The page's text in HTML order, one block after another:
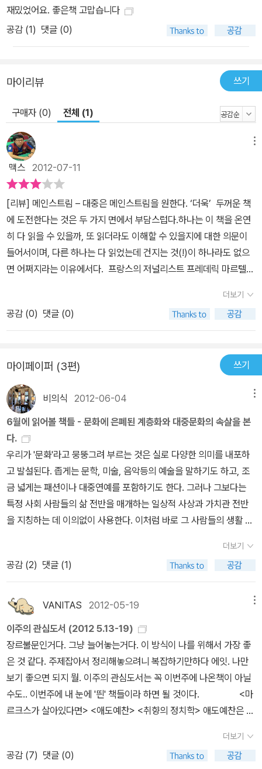
체들의 막강한 자본력도 빼놓을 수 없다. 이것들이야말로 미국의 창
작 산업과 예술, 엔터테인먼트가 전 세계적인 지배력을 확대해나가는
나라로 시선을 돌린다. 전 세계에 걸친 문화의 미국화는 이제 브라질,
중국, 인도, 한국, 아랍 등 떠오르는 나라들뿐 아니라 일본이나 유럽
같은 ‘늙은’ 나라의 경쟁과 저항에 부딪치고 있다. 이는 콘텐츠 산업의
완전히 새로운 지정학이 서서히 그 모습을 드러내고 있는 현상이다.
‘메인스트림’에 대항하고자 했던 각종 ‘하위문화’와 ‘반문화’조차 이제
는 그 안으로 포섭되고 있고, 문화의 다양성을 보장해주리라 믿었던
디지털 시대의 개막과 콘텐츠의 탈물화는 예상과 달리 메인스트림을
오히려 강화했다. 여기에서 미국으로부터의 독립이라는 복잡한 문제,
미국식 모델에 대한 매혹과 반감, 지역적 정체성의 고수와 세계적 성
공 추구 사이의 갈등 등을 발견할 수 있다. 지배적 국가와 피지배적 국
가 사이의 심화되는 불평등도 드러난다. 저자는 할리우드만이 아니라
발리우드와 날리우드를 찾아가고, 멀티플렉스라는 새로운 현상을 분
석하기 위해 미국의 교외와 외곽도시에 갔다가 영화관이라고는 거의
노스아이레스로, 이스라엘의 미국화를 이해하기 위해 텔아비브로도
날아간다. 검열로 상징되는 문화 산업과 정치의 관계를 탐문하고자
중국과 아랍의 여러 나라로, 경제와 문화 산업의 관계를 추적하기 위
에는 물론 한국도 포함되어 있다. 케이팝과 한류 드라마가 어떻게 해
서 하나의 ‘현상’으로 부각될 수 있었는지 ‘글로컬라이제이션Glocali
zation’이라는 개념을 적용해 명쾌하게 분석한다. 이 책이 선사하는
방대하지만 압축적인 정보와 분석을 통해 우리는 전 세계 메인스트림
문화의 현장을 생생하게 들여다볼 수 있으며, 모두가 모두에 맞서 싸
우는 이 치열한 현장에서 ‘도전자’들이 각기 어떤 전략을 택하고 있는
지, 그 명암은 무엇인지 파악할 수 있다. 한마디로 대중문화의 역사와
현재, 그리고 미래의 향방까지 대중문화의 모든 것이 이 책에 오롯이
담겨 있다. 문화자본주의 시대의 작동 방식을 꿰뚫어 분석한 대중문
화의 모든 것! 무엇보다 이 책은 재미있다. 알자지라의 사무실은 어떻
를까? 할리우드 영화가 만들어지는 과정은 어떠할까? 평소 접하기
힘든 문화 산업의 진실을 속속들이 파헤쳐 보여주는 이 책은 독자들
의 호기심을 자극한다. 한손에는 현장에서 직접 수집한 어마어마한
양의 탐문 결과와 자료를, 다른 손에는 날카로운 통찰력과 깊이 있는
비판 정신을 무기 삼아, 저자 특유의 맛깔 나는 프랑스식 유머를 잘 배
합한 『메인스트림』에서는 긴 분량인데도 단숨에 읽어내려 갈 수 있는
완결된 서사가 빛을 발한다. 자칫 산만해질 수 있었을 이야기를 인물
소개에서 시스템 구조 비평으로, 충실한 현장 묘사에서 그 모순을 유
쾌하게 꼬집는 것으로, 구체적인 것에서 추상적인 것으로, 미시적인
것에서 거시적인 시각으로 종횡무진하며 지금 이 시대 대중문화의 모
든 것을 꿰뚫어본다. 하드 파워에서 소프트 파워로 전환한 이 시대, 디
인가? 날로 변화하고 복잡해지는 문화자본주의 시대를 총체적으로
재밌었어요. 좋은책 고맙습니다
공감 (1) 댓글 (0)
마이리뷰 쓰기
구매자 (0) 전체 (1)
맥스 2012-07-11
[리뷰] 메인스트림 – 대중은 메인스트림을 원한다. ‘더욱’ 두꺼운 책
에 도전한다는 것은 두 가지 면에서 부담스럽다.하나는 이 책을 온연
히 다 읽을 수 있을까, 또 읽더라도 이해할 수 있을지에 대한 의문이
들어서이며, 다른 하나는 다 읽었는데 건지는 것(!)이 하나라도 없으
면 어쩌지라는 이유에서다. 프랑스의 저널리스트 프레데릭 마르텔이
간을 찾아 인터뷰한 결과물이다. 따라서 영화, 음악, 드라마 등 소위
‘콘텐트’산업의 주류가 어떻게 형성되었으며 왜 그러한 방향으로 흘
러갈 수밖에 없는지에 대해 저자의 생각을 엿볼 수 있는 글이다.엔
어있다. 첫 번째는 전 세계 엔터테인먼트를 주도하고 있는 미국에 대
한 이야기이다. 미국의 엔터테인먼트 산업 각각의 형성과정과 더불어
이를 주도했던 이들에 대한 인터뷰를 통해 그 전략과 비결, 앞으로의
방향 등을 예측하는 것을 주 내용으로 하고 있다.이 중에서 흥미로
운 것은 전통적인 엔터테인먼트 산업이 시대의 흐름에 어떻게 변화해
왔는지에 대해서였다. 특히, 최근 10여년 동안 급격히 변화하고 있는
인터넷(을 넘은 모바일 환경)을 이들이 한결같이 부정적으로 보고 있
다는 사실이 인상 깊었다. 과거의 권력자들에게 모두에게 가능성을
열어주며 또한 이 때문에 자신들의 영향력이 줄어들고 있다는 것은
분명 두려운 일일 것이다. 특히 그 무엇보다 거대 자본이 투입되는 영
대성공은 산업의 근간 자체를 뒤흔들 수도 있는 일이었다. (물론, 그
학생들은 거대 자본의 세계로 편입되었지만)2부에서는 문화의 세
계대전이라는 타이틀 아래, 미국 바깥의 세계에 대해 이야기하고 있
다. 유럽과 중동, 그리고 아시아의 콘텐츠 흐름과 미국과의 차이점 등
을 논하고 있는데, 이 중 우리가 흥미를 가지만할 부분은 역시 한류에
관한 부분이다. 저자는 한류, 그 중에서도 K-Pop에 대한 취재를 위
해 SM엔터테인먼트의 이수만 사장을 인터뷰하였다. 저자가 느낀 한
류의 비결은 한국가수가 일본에서는 일본어로, 중국에서는 중국어로
노래하는 적응성이었다. 미국의 팝가수는 인사말은 한국어로 할 수도
있지만, 한국어로 노래를 부르지 않는다. 문화적 우월주의라고 해야
하나...미국이 이러한 개념을 가지고 있다면 한국을 비롯한 아시아의
국가로 침투하고 있다고 한다. 송병준 프로듀서와의 인터뷰에서 한국
더보기
공감 (0) 댓글 (0)
마이페이퍼 (3편) 쓰기
비의식 2012-06-04
6월에 읽어볼 책들 - 문화에 은폐된 계층화와 대중문화의 속살을 본
다.
우리가 '문화'라고 뭉뚱그려 부르는 것은 실로 다양한 의미를 내포하
고 발설된다. 좁게는 문학, 미술, 음악등의 예술을 말하기도 하고, 조
금 넓게는 패션이나 대중연예를 포함하기도 한다. 그러나 그보다는
특정 사회 사람들의 삶 전반을 매개하는 일상적 사상과 가치관 전반
을 지칭하는 데 이의없이 사용한다. 이처럼 바로 그 사람들의 생활 양
다. 그래서 공기처럼 흡입되는 이 문화는 조금만 경계를 소홀히 하면
사람들에게 독소가 되어 삶을 피폐화시킬 수 있다. 문화를 알아야 하
는 이유는 그래서 그 어느 때보다 지금이 정당하다 할 수 있지 않을
까? 문화자본, 대중문화, 주류문화라는 화두를 지닌 다음의 책들은
이러한 까닭을 성찰하는데 훌륭한 안내가 되어줄 것 같다. 취향의 정
치학 이 책은 부르디외가 말하는 아비투스(habitus), 문화자본, 계
급적 에토스 등에 핵심개념에 접근하는 사상적, 언어적 개념에 대한
전반적인 배경지식의 이해를 지원하며, 또한 그의 명저 『구별 짓기』
의 해설서라 할 수 있다. 부르디외의 사상은“인간의 행동은 엄격한 합
리성과 계산을 근거로 행해지기 보다는 일정한 기억과 습관 그리고
사회적 전통의 영향을 받는다.”는 곳에서 출발한다. 즉 개인의 인식과
행동을 결정하는 것은 순수한 지식이 아니라 사회적으로 구성되고 전
수되어온 도식(표상)이며, 문화적 성향을 만들어 내고, 사회적 행위에
더보기
공감 (2) 댓글 (1)
VANITAS 2012-05-19
이주의 관심도서 (2012 5.13-19)
장르불문인거다. 그냥 늘어놓는거다. 이 방식이 나를 위해서 가장 좋
은 것 같다. 주제잡아서 정리해놓으려니 복잡하기만하다 에잇. 나만
보기 좋으면 되지 뭘. 이주의 관심도서는 꼭 이번주에 나온책이 아닐
수도.. 이번주에 내 눈에 '띈' 책들이라 하면 될 것이다. <마
르크스가 살아있다면> <애도예찬> <취향의 정치학> 애도예찬은 문
명해줌. 취향의 정치학은 많이들 아는 부르디외의 <구별짓기>에 근
거한 취향에 따른 계급의 정치학을 대중에게 알기쉽게 설명해줌. 현
더보기
공감 (7) 댓글 (0)